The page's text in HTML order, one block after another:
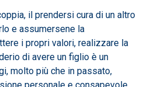
il prendersi cura di un altro
e assumersene la
i propri valori, realizzare la
di avere un figlio è un
molto più che in passato,